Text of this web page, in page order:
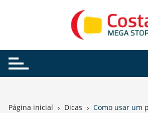
Página inicial Dicas Como usar um